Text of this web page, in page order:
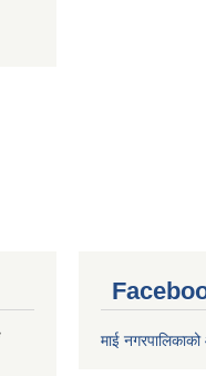
माई